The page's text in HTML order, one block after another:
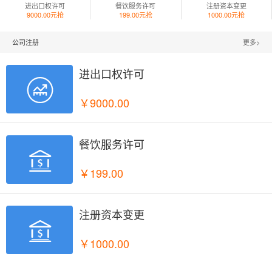
进出口权许可
9000.00元抢
餐饮服务许可
199.00元抢
注册资本变更
1000.00元抢
公司注册 更多>

进出口权许可
￥9000.00

餐饮服务许可
￥199.00

注册资本变更
￥1000.00